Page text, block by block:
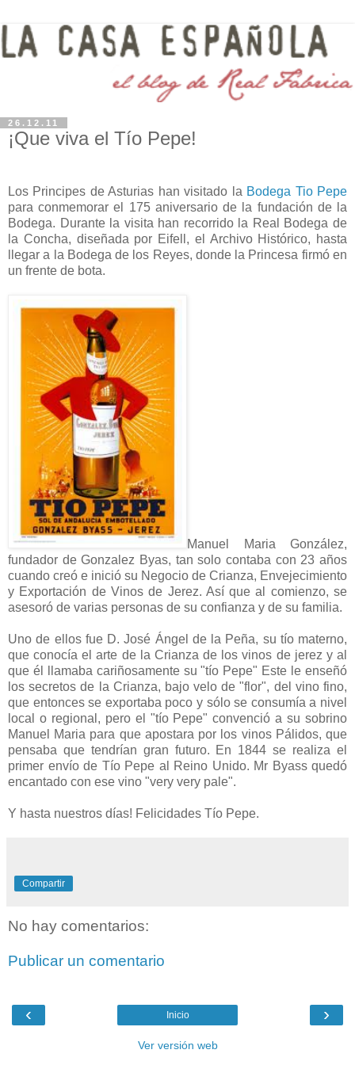
26.12.11
¡Que viva el Tío Pepe!
Los Principes de Asturias han visitado la Bodega Tio Pepe
para conmemorar el 175 aniversario de la fundación de la
Bodega. Durante la visita han recorrido la Real Bodega de
la Concha, diseñada por Eifell, el Archivo Histórico, hasta
llegar a la Bodega de los Reyes, donde la Princesa firmó en
un frente de bota.
Manuel Maria González,
fundador de Gonzalez Byas, tan solo contaba con 23 años
cuando creó e inició su Negocio de Crianza, Envejecimiento
y Exportación de Vinos de Jerez. Así que al comienzo, se
asesoró de varias personas de su confianza y de su familia.
Uno de ellos fue D. José Ángel de la Peña, su tío materno,
que conocía el arte de la Crianza de los vinos de jerez y al
que él llamaba cariñosamente su "tío Pepe" Este le enseñó
los secretos de la Crianza, bajo velo de "flor", del vino fino,
que entonces se exportaba poco y sólo se consumía a nivel
local o regional, pero el "tío Pepe" convenció a su sobrino
Manuel Maria para que apostara por los vinos Pálidos, que
pensaba que tendrían gran futuro. En 1844 se realiza el
primer envío de Tío Pepe al Reino Unido. Mr Byass quedó
encantado con ese vino "very very pale".
Y hasta nuestros días! Felicidades Tío Pepe.
Compartir
No hay comentarios:
Publicar un comentario
‹ ›
Inicio
Ver versión web